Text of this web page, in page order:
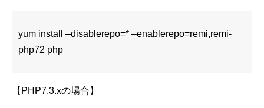
yum install –disablerepo=* –enablerepo=remi,remi-
php72 php
【PHP7.3.xの場合】